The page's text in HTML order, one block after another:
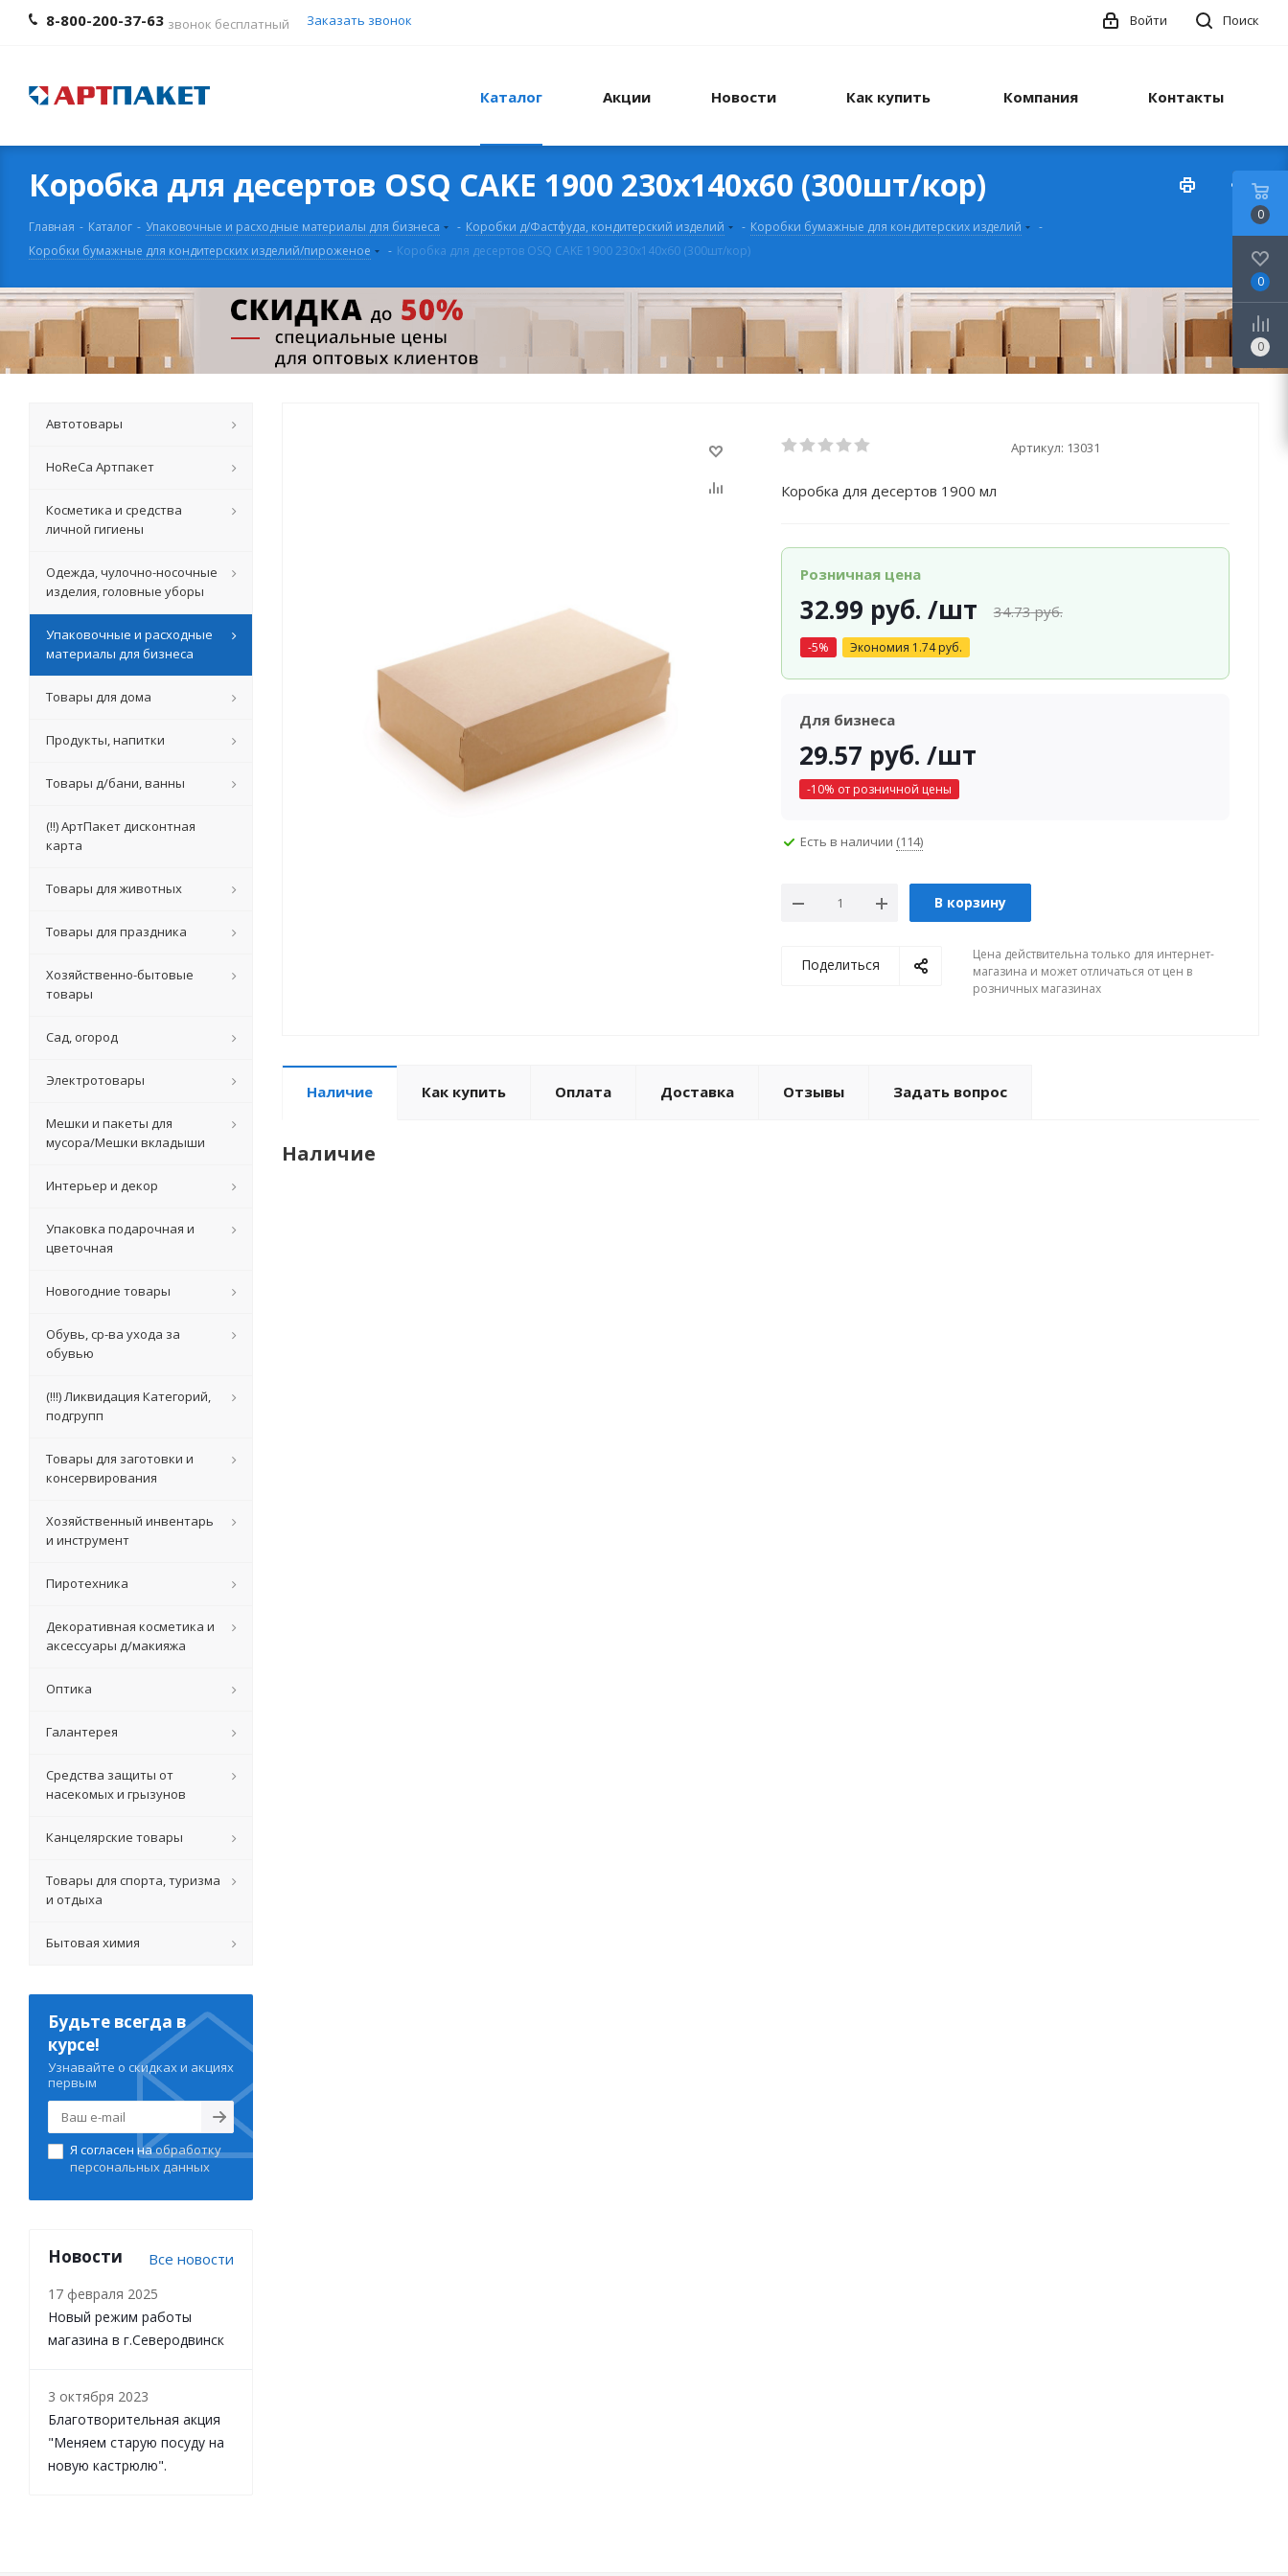
8-800-200-37-63 звонок бесплатный Заказать звонок Поиск
Войти
Каталог Акции Новости Как купить Компания Контакты
Коробка для десертов OSQ CAKE 1900 230х140х60 (300шт/кор)
Главная - Каталог - Упаковочные и расходные материалы для бизнеса - Коробки д/Фастфуда, кондитерский изделий - Коробки бумажные для кондитерских изделий
-
Коробки бумажные для кондитерских изделий/пироженое
- Коробка для десертов OSQ CAKE 1900 230х140х60 (300шт/кор)
Артикул: 13031
Коробка для десертов 1900 мл
Розничная цена
32.99 руб. /шт 34.73руб.
-5% Экономия 1.74руб.
Для бизнеса
29.57 руб. /шт
-10% от розничной цены
Есть в наличии (114)
В корзину
Поделиться
Цена действительна только для интернет-
магазина и может отличаться от цен в
розничных магазинах
Наличие Как купить Оплата Доставка Отзывы Задать вопрос
Наличие
Автотовары
HoReCa Артпакет
Косметика и средства
личной гигиены
Одежда, чулочно-носочные
изделия, головные уборы
Упаковочные и расходные
материалы для бизнеса
Товары для дома
Продукты, напитки
Товары д/бани, ванны
(!!) АртПакет дисконтная
карта
Товары для животных
Товары для праздника
Хозяйственно-бытовые
товары
Сад, огород
Электротовары
Мешки и пакеты для
мусора/Мешки вкладыши
Интерьер и декор
Упаковка подарочная и
цветочная
Новогодние товары
Обувь, ср-ва ухода за
обувью
(!!!) Ликвидация Категорий,
подгрупп
Товары для заготовки и
консервирования
Хозяйственный инвентарь
и инструмент
Пиротехника
Декоративная косметика и
аксессуары д/макияжа
Оптика
Галантерея
Средства защиты от
насекомых и грызунов
Канцелярские товары
Товары для спорта, туризма
и отдыха
Бытовая химия
Будьте всегда в
курсе!
Узнавайте о скидках и акциях
первым
Я согласен наобработку
персональных данных
Новости Все новости
17 февраля 2025
Новый режим работы
магазина в г.Северодвинск
3 октября 2023
Благотворительная акция
"Меняем старую посуду на
новую кастрюлю".
0
0
0